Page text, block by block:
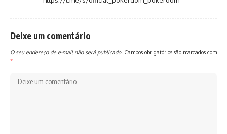
Deixe um comentário
O seu endereço de e-mail não será publicado. Campos obrigatórios são marcados com
*